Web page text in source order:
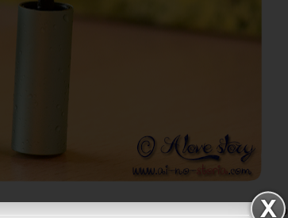
Обикновено нося дебела очна линия, така че нито